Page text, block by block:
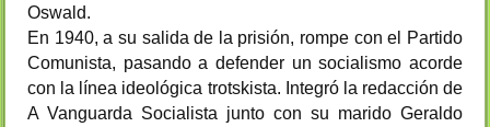
Oswald.
En 1940, a su salida de la prisión, rompe con el Partido
Comunista, pasando a defender un socialismo acorde
con la línea ideológica trotskista. Integró la redacción de
A Vanguarda Socialista junto con su marido Geraldo